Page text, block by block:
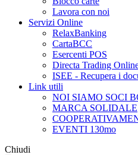
Lavora con noi
Servizi Online
RelaxBanking
CartaBCC
Esercenti POS
Directa Trading
ISEE - Recupera i
Link utili
NOI SIAMO SOCI
MARCA SOLIDALE
EVENTI 130mo
Chiudi